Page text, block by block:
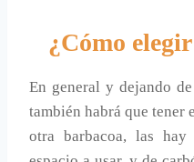
¿Cómo
En general y dejando
también habrá que tener
otra barbacoa, las